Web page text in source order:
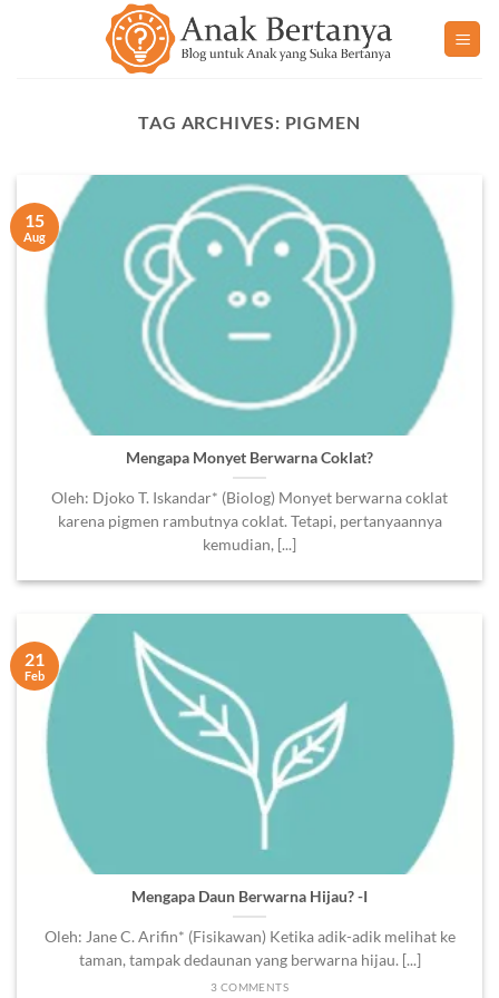
TAG ARCHIVES: PIGMEN
Mengapa Monyet Berwarna Coklat?
Oleh: Djoko T. Iskandar* (Biolog) Monyet berwarna coklat
karena pigmen rambutnya coklat. Tetapi, pertanyaannya
kemudian, [...]
15
Aug
Mengapa Daun Berwarna Hijau? -I
Oleh: Jane C. Arifin* (Fisikawan) Ketika adik-adik melihat ke
taman, tampak dedaunan yang berwarna hijau. [...]
3 COMMENTS
21
Feb